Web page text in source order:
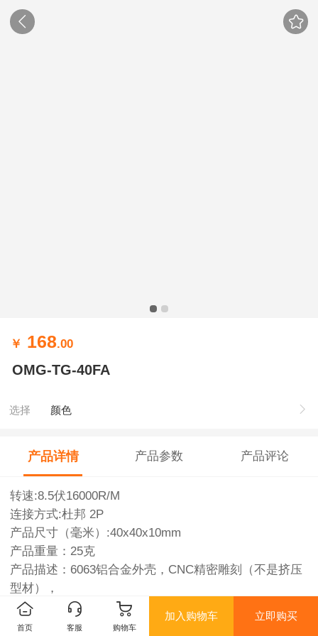
￥ 168.00
OMG-TG-40FA
选择 颜色
产品详情 产品参数 产品评论
转速:8.5伏16000R/M
连接方式:杜邦 2P
产品尺寸（毫米）:40x40x10mm
产品重量：25克
产品描述：6063铝合金外壳，CNC精密雕刻（不是挤压
型材），
定制高速风扇电机，二氧工艺，适用于120A竞赛级
ESC。
首页 客服 购物车
加入购物车 立即购买